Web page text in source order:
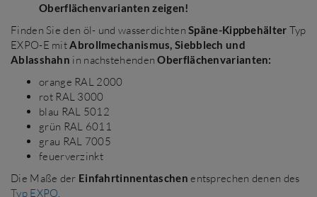
Oberflächenvarianten zeigen!
Finden Sie den öl- und wasserdichtenSpäne-Kippbehälter Typ
EXPO-E mitAbrollmechanismus, Siebblech und
Ablasshahn in nachstehendenOberflächenvarianten:
orange RAL 2000
rot RAL 3000
blau RAL 5012
grün RAL 6011
grau RAL 7005
feuerverzinkt
Die Maße der Einfahrtinnentaschenentsprechen denen des
Typ EXPO.